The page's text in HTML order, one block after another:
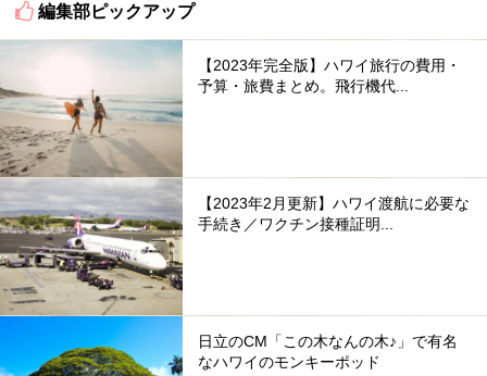
編集部ピックアップ
【2023年完全版】ハワイ旅行の費用・
予算・旅費まとめ。飛行機代...
【2023年2月更新】ハワイ渡航に必要な
手続き／ワクチン接種証明...
日立のCM「この木なんの木♪」で有名
なハワイのモンキーポッド